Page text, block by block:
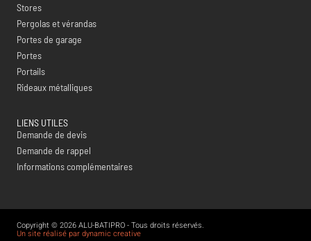
Stores
Pergolas et vérandas
Portes de garage
Portes
Portails
Rideaux métalliques
LIENS UTILES
Demande de devis
Demande de rappel
Informations complémentaires
Copyright © 2026 ALU-BATIPRO - Tous droits réservés.
Un site réalisé par dynamic creative